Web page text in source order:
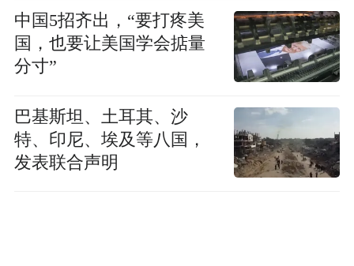
中国5招齐出，“要打疼美
国，也要让美国学会掂量
分寸”
巴基斯坦、土耳其、沙
特、印尼、埃及等八国，
发表联合声明